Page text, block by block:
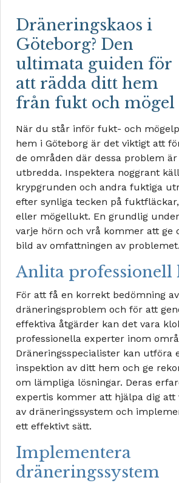
Dräneringskaos i
Göteborg? Den
ultimata guiden för
att rädda ditt hem
från fukt och mögel
När du står inför fukt- och
hem i Göteborg är det viktigt att
de områden där dessa problem
utbredda. Inspektera noggrant
krypgrunden och andra fuktiga
efter synliga tecken på
eller mögellukt. En grundlig
varje hörn och vrå kommer att ge
bild av omfattningen av problemet.
Anlita professionell
För att få en korrekt bedömning
dräneringsproblem och för att
effektiva åtgärder kan det vara
professionella experter inom
Dräneringsspecialister kan utföra
inspektion av ditt hem och ge
om lämpliga lösningar. Deras
expertis kommer att hjälpa dig att
av dräneringssystem och
ett effektivt sätt.
Implementera
dräneringssystem